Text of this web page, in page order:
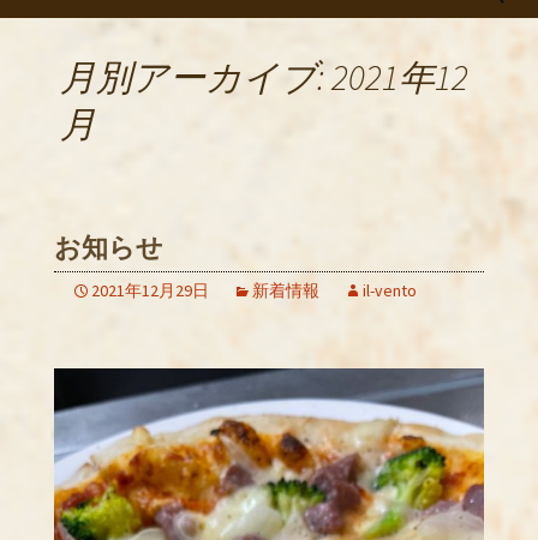
月別アーカイブ: 2021年12
月
お知らせ
2021年12月29日 新着情報 il-vento